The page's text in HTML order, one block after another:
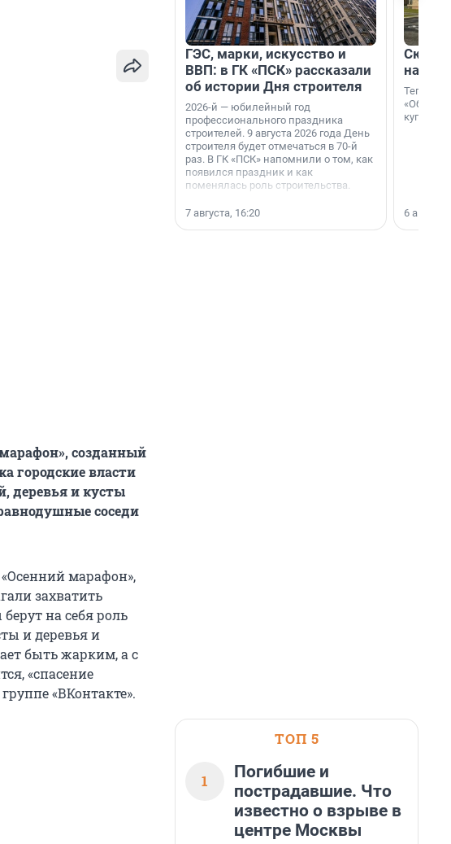
созданный
городские власти
деревья и кусты
соседи
марафон»,
захватить
на себя роль
и деревья и
быть жарким, а с
«спасение
«ВКонтакте».
ГЭС, марки, искусство и
ВВП: в ГК «ПСК» рассказали
об истории Дня строителя
2026-й — юбилейный год
профессионального праздника
строителей. 9 августа 2026 года День
строителя будет отмечаться в 70-й
раз. В ГК «ПСК» напомнили о том, как
появился праздник и как
поменялась роль строительства.
7 августа, 16:20
на
Теперь
купить
6
ТОП 5
1
Погибшие и
пострадавшие. Что
известно о взрыве в
центре Москвы